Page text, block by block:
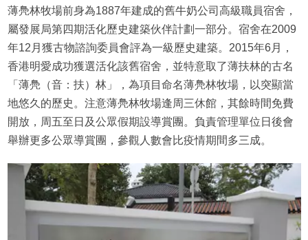
薄鳧林牧場前身為1887年建成的舊牛奶公司高級職員宿舍，
屬發展局第四期活化歷史建築伙伴計劃一部分。宿舍在2009
年12月獲古物諮詢委員會評為一級歷史建築。2015年6月，
香港明愛成功獲選活化該舊宿舍，並特意取了薄扶林的古名
「薄鳧（音：扶）林」，為項目命名薄鳧林牧場，以突顯當
地悠久的歷史。注意薄鳧林牧場逢周三休館，其餘時間免費
開放，周五至日及公眾假期設導賞團。負責管理單位日後會
舉辦更多公眾導賞團，參觀人數會比疫情期間多三成。